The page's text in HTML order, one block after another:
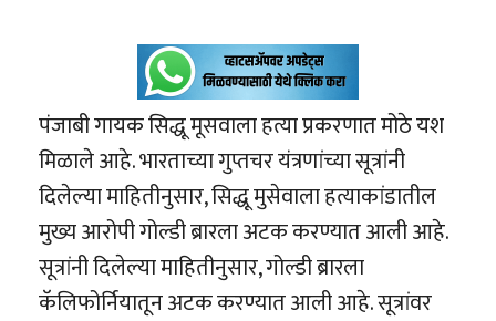
पंजाबी गायक सिद्धू मूसवाला हत्या प्रकरणात मोठे यश
मिळाले आहे. भारताच्या गुप्तचर यंत्रणांच्या सूत्रांनी
दिलेल्या माहितीनुसार, सिद्धू मुसेवाला हत्याकांडातील
मुख्य आरोपी गोल्डी ब्रारला अटक करण्यात आली आहे.
सूत्रांनी दिलेल्या माहितीनुसार, गोल्डी ब्रारला
कॅलिफोर्नियातून अटक करण्यात आली आहे. सूत्रांवर